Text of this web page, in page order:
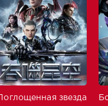
Поглощенная звезда